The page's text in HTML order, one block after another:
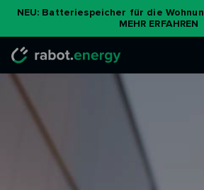
NEU: Batteriespeicher für die
MEHR ERFAHREN
Zum
Inhalt
springen